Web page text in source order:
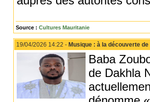
Source : Cultures Mauritanie
19/04/2026 14:22 - Musique : à la découverte
Baba
de Dakhla